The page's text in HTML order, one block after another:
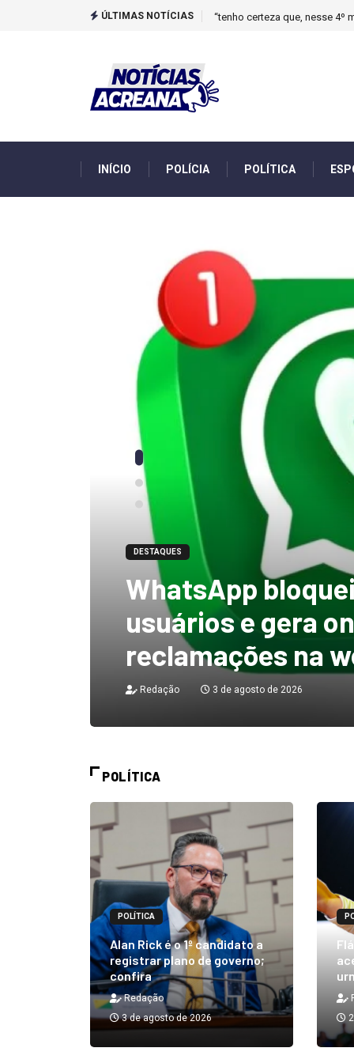
ÚLTIMAS NOTÍCIAS Novo boletim indica El Niño
INÍCIO POLÍCIA POLÍTICA
DESTAQUES
“tenho certeza
mandato, Lula
ficar no Senado”,
Redação 3 de agosto de 2026
POLÍTICA
POLÍTICA
Alan Rick é o 1º candidato a
registrar plano de governo;
confira
Redação
3 de agosto de 2026